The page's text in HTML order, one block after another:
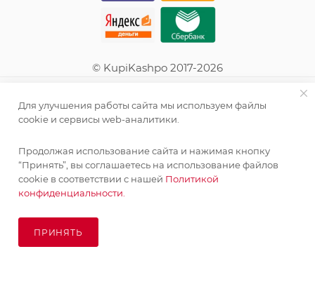
© KupiKashpo 2017-2026
ПОМОЩЬ
ПОДПИСАТЬСЯ НА РАССЫЛКУ
Для улучшения работы сайта мы используем файлы
cookie и сервисы web-аналитики.
Продолжая использование сайта и нажимая кнопку
“Принять”, вы соглашаетесь на использование файлов
cookie в соответствии с нашей Политикой
конфиденциальности.
ПРИНЯТЬ